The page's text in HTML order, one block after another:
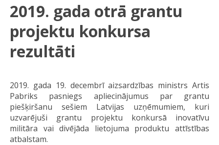
2019. gada otrā grantu
projektu konkursa
rezultāti
2019. gada 19. decembrī aizsardzības ministrs Artis
Pabriks pasniegs apliecinājumus par grantu
piešķiršanu sešiem Latvijas uzņēmumiem, kuri
uzvarējuši grantu projektu konkursā inovatīvu
militāra vai divējāda lietojuma produktu attīstības
atbalstam.